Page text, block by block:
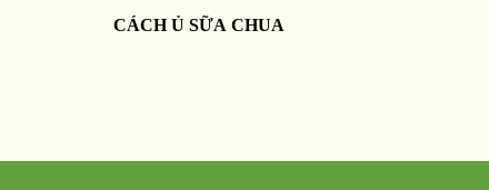
CÁCH Ủ SỮA CHUA